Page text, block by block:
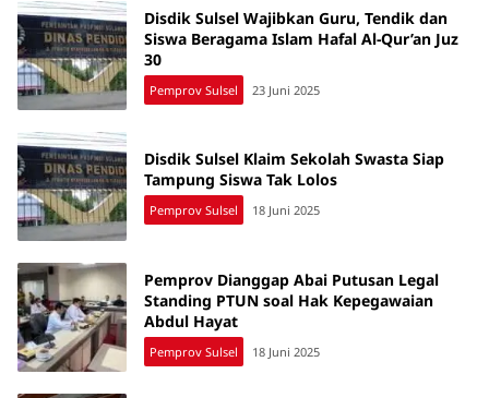
Disdik Sulsel Wajibkan Guru, Tendik dan
Siswa Beragama Islam Hafal Al-Qur’an Juz
30
Pemprov Sulsel 23 Juni 2025
Disdik Sulsel Klaim Sekolah Swasta Siap
Tampung Siswa Tak Lolos
Pemprov Sulsel 18 Juni 2025
Pemprov Dianggap Abai Putusan Legal
Standing PTUN soal Hak Kepegawaian
Abdul Hayat
Pemprov Sulsel 18 Juni 2025